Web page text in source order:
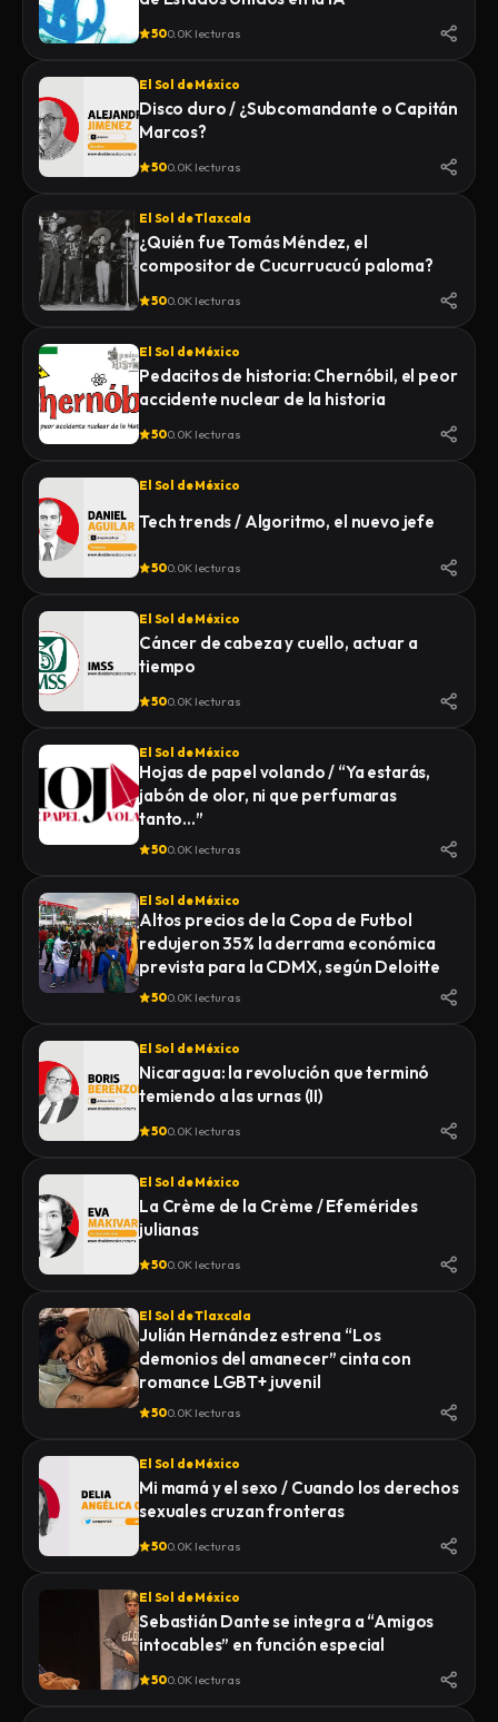
500.0K lecturas
El Sol de México
Disco duro / ¿Subcomandante o Capitán
Marcos?
500.0K lecturas
El Sol de Tlaxcala
¿Quién fue Tomás Méndez, el
compositor de Cucurrucucú paloma?
500.0K lecturas
El Sol de México
Pedacitos de historia: Chernóbil, el peor
accidente nuclear de la historia
500.0K lecturas
El Sol de México
Tech trends / Algoritmo, el nuevo jefe
500.0K lecturas
El Sol de México
Cáncer de cabeza y cuello, actuar a
tiempo
500.0K lecturas
El Sol de México
Hojas de papel volando / “Ya estarás,
jabón de olor, ni que perfumaras
tanto…”
500.0K lecturas
El Sol de México
Altos precios de la Copa de Futbol
redujeron 35% la derrama económica
prevista para la CDMX, según Deloitte
500.0K lecturas
El Sol de México
Nicaragua: la revolución que terminó
temiendo a las urnas (II)
500.0K lecturas
El Sol de México
La Crème de la Crème / Efemérides
julianas
500.0K lecturas
El Sol de Tlaxcala
Julián Hernández estrena “Los
demonios del amanecer” cinta con
romance LGBT+ juvenil
500.0K lecturas
El Sol de México
Mi mamá y el sexo / Cuando los derechos
sexuales cruzan fronteras
500.0K lecturas
El Sol de México
Sebastián Dante se integra a “Amigos
intocables” en función especial
500.0K lecturas